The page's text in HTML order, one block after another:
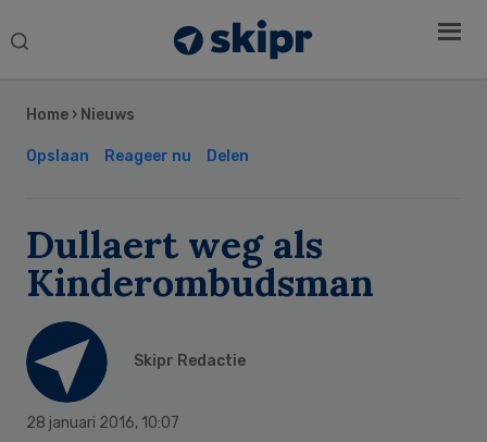
Search
Home › Nieuws
Opslaan Reageer nu Delen
Dullaert weg als
Kinderombudsman
Skipr Redactie
28 januari 2016, 10:07
Sidebar